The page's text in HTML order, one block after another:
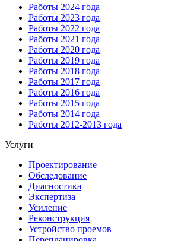
Работы 2024 года
Работы 2023 года
Работы 2022 года
Работы 2021 года
Работы 2020 года
Работы 2019 года
Работы 2018 года
Работы 2017 года
Работы 2016 года
Работы 2015 года
Работы 2014 года
Работы 2012-2013 года
Услуги
Проектирование
Обследование
Диагностика
Экспертиза
Усиление
Реконструкция
Устройство проемов